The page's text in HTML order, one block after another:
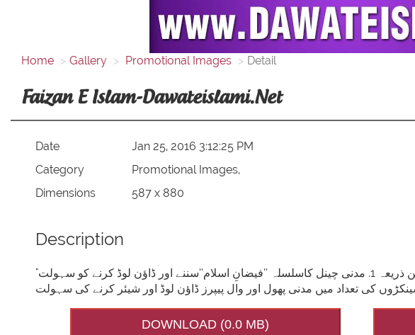
Home Gallery Promotional Images Detail
Faizan E Islam-Dawateislami.net
Date
Jan 25, 2016 3:12:25 PM
Category
Promotional Images,
Dimensions
587 x 880
Description
"دعوتِ اسلامی کی ویب سائٹ: علم دین سیکھنے کا بہترین ذریعہ 1. مدنی چینل کاسلسلہ ’’فیضانِ اسلام‘‘سننے اور ڈاؤن لوڈ کرنے کو سہولت
DOWNLOAD (0.0 MB)